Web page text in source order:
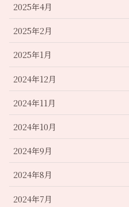
2025年4月
2025年2月
2025年1月
2024年12月
2024年11月
2024年10月
2024年9月
2024年8月
2024年7月